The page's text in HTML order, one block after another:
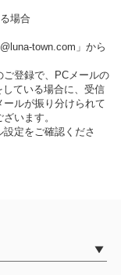
場合
town.com」から
登録で、PCメールの
ている場合に、受信
ルが振り分けられて
います。
定をご確認くださ